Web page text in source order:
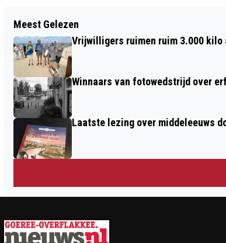
NATUUREXCURSIE BRENGT
BASISSCHOOLLEERLINGEN IN
MET NATUUR GREVELINGEN
Meest Gelezen
Vrijwilligers ruimen ruim 3.000
Winnaars van fotowedstrijd over
Laatste lezing over middeleeuws